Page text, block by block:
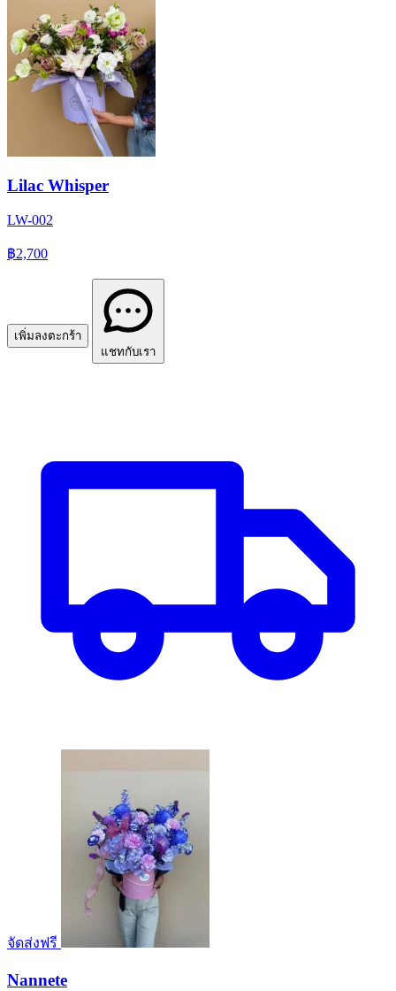
Lilac Whisper
LW-002
฿2,700
เพิ่มลงตะกร้า
แชทกับเรา
จัดส่งฟรี
Nannete